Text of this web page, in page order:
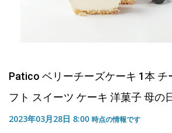
Patico ベリーチーズケーキ 1本 チ
フト スイーツ ケーキ 洋菓子 母の
2023年03月28日 8:00 時点の情報です